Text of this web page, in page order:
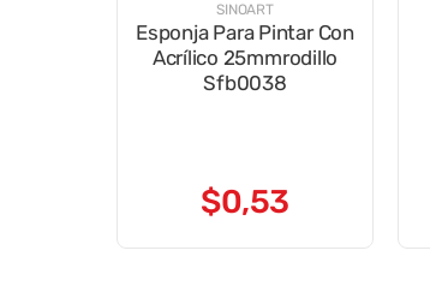
SINOART
Esponja Para Pintar Con
Acrílico 25mmrodillo
Sfb0038
$0,53